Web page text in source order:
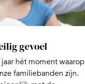
gevoel
hét moment waarop
familiebanden zijn.